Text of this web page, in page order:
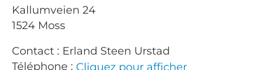
Kallumveien 24
1524 Moss
Contact : Erland Steen Urstad
Téléphone : Cliquez pour afficher